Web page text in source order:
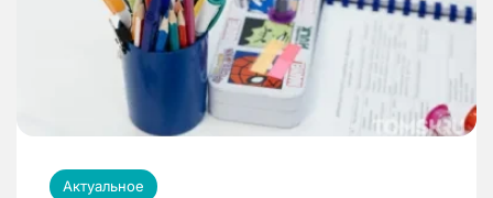
Актуальное